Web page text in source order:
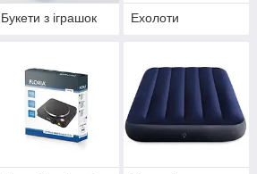
Букети з іграшок Ехолоти